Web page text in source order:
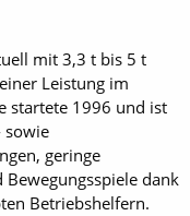
mit 3,3 t bis 5 t
Leistung im
startete 1996 und ist
sowie
geringe
dank
Betriebshelfern.